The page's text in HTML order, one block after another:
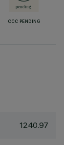
CCC PENDING
1240.97